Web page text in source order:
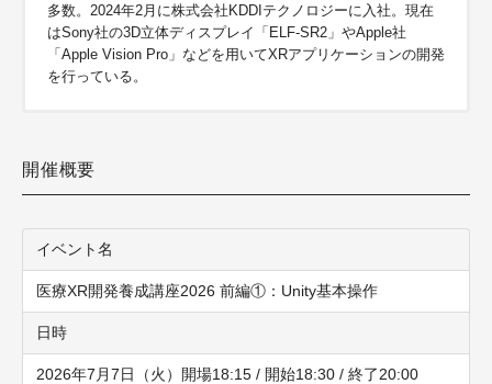
多数。2024年2月に株式会社KDDIテクノロジーに入社。現在
はSony社の3D立体ディスプレイ「ELF-SR2」やApple社
「Apple Vision Pro」などを用いてXRアプリケーションの開発
を行っている。
開催概要
イベント名
医療XR開発養成講座2026 前編①：Unity基本操作
日時
2026年7月7日（火）開場18:15 / 開始18:30 / 終了20:00